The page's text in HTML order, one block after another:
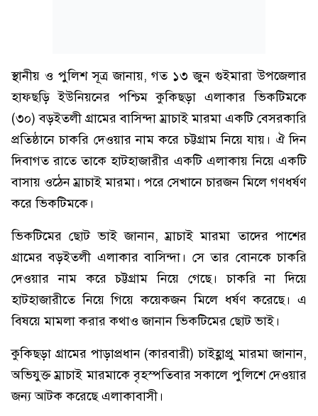
স্থানীয় ও পুলিশ সূত্র জানায়, গত ১৩ জুন গুইমারা উপজেলার
হাফছড়ি ইউনিয়নের পশ্চিম কুকিছড়া এলাকার ভিকটিমকে
(৩০) বড়ইতলী গ্রামের বাসিন্দা ম্রাচাই মারমা একটি বেসরকারি
প্রতিষ্ঠানে চাকরি দেওয়ার নাম করে চট্টগ্রাম নিয়ে যায়। ঐ দিন
দিবাগত রাতে তাকে হাটহাজারীর একটি এলাকায় নিয়ে একটি
বাসায় ওঠেন ম্রাচাই মারমা। পরে সেখানে চারজন মিলে গণধর্ষণ
করে ভিকটিমকে।
ভিকটিমের ছোট ভাই জানান, ম্রাচাই মারমা তাদের পাশের
গ্রামের বড়ইতলী এলাকার বাসিন্দা। সে তার বোনকে চাকরি
দেওয়ার নাম করে চট্টগ্রাম নিয়ে গেছে। চাকরি না দিয়ে
হাটহাজারীতে নিয়ে গিয়ে কয়েকজন মিলে ধর্ষণ করেছে। এ
বিষয়ে মামলা করার কথাও জানান ভিকটিমের ছোট ভাই।
কুকিছড়া গ্রামের পাড়াপ্রধান (কারবারী) চাইহ্লাপ্রু মারমা জানান,
অভিযুক্ত ম্রাচাই মারমাকে বৃহস্পতিবার সকালে পুলিশে দেওয়ার
জন্য আটক করেছে এলাকাবাসী।